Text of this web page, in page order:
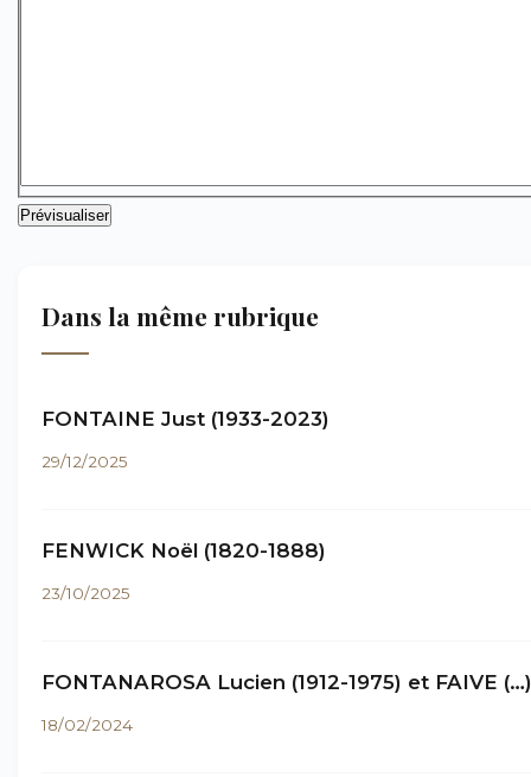
Dans la même rubrique
FONTAINE Just (1933-2023)
29/12/2025
FENWICK Noël (1820-1888)
23/10/2025
FONTANAROSA Lucien (1912-1975) et FAIVE (…)
18/02/2024